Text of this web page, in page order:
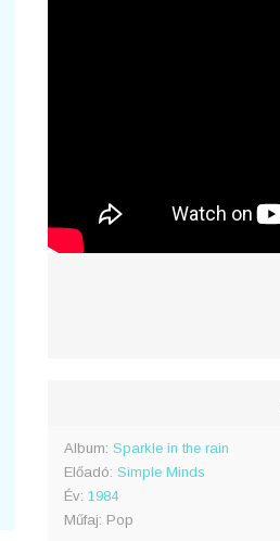
Album: Sparkle in the rain
Előadó: Simple Minds
Év: 1984
Műfaj: Pop